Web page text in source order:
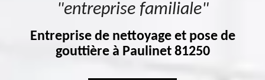
"entreprise familiale"
Entreprise de nettoyage et pose de
gouttière à Paulinet 81250